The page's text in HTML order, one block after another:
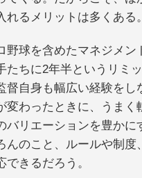
れるメリットは多くある。
球を含めたマネジメン
たちに2年半というリミ
督自身も幅広い経験をし
変わったときに、うまく
バリエーションを豊かに
んのこと、ルールや制度
きるだろう。